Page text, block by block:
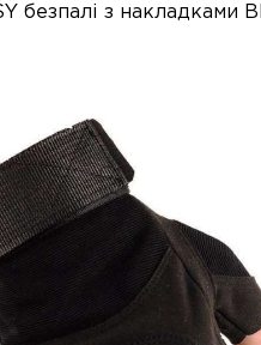
безпалі з накладками